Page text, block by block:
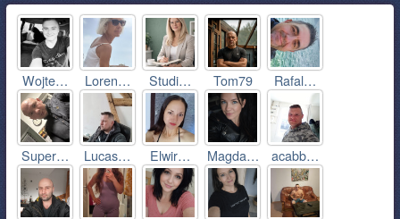
Wojte… Loren… Studi… Tom79 Rafal…
Super… Lucas… Elwir… Magda… acabb…